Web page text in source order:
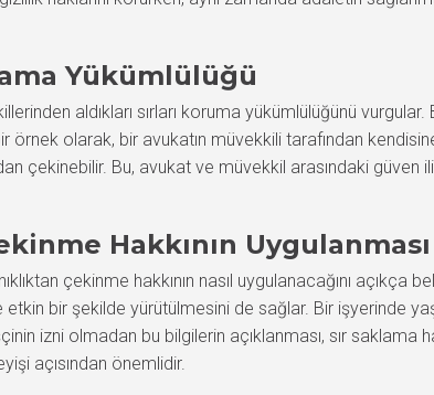
Yükümlülüğü
aldıkları sırları koruma yükümlülüğünü
örnek olarak, bir avukatın müvekkili tarafından
çekinebilir. Bu, avukat ve müvekkil arasındaki güven
Hakkının Uygulanması
çekinme hakkının nasıl uygulanacağını açıkça
etkin bir şekilde yürütülmesini de sağlar. Bir işyerinde
izni olmadan bu bilgilerin açıklanması, sır saklama
açısından önemlidir.